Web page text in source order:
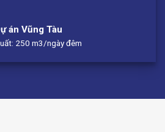
án Vũng Tàu
250 m3/ngày đêm